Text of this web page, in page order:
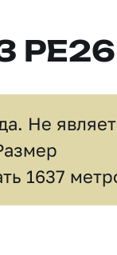
PE26
Не
1637